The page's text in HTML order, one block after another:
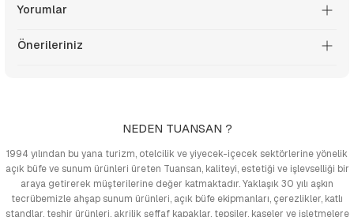
Yorumlar
Önerileriniz
NEDEN TUANSAN ?
1994 yılından bu yana turizm, otelcilik ve yiyecek-içecek sektörlerine yönelik
açık büfe ve sunum ürünleri üreten Tuansan, kaliteyi, estetiği ve işlevselliği bir
araya getirerek müşterilerine değer katmaktadır. Yaklaşık 30 yılı aşkın
tecrübemizle ahşap sunum ürünleri, açık büfe ekipmanları, çerezlikler, katlı
standlar, teşhir ürünleri, akrilik şeffaf kapaklar, tepsiler, kaseler ve işletmelere